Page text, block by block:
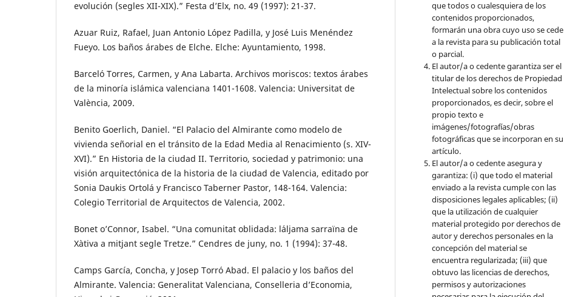
evolución (segles XII-XIX).” Festa d’Elx, no. 49 (1997): 21-37.
Azuar Ruiz, Rafael, Juan Antonio López Padilla, y José Luis Menéndez
Fueyo. Los baños árabes de Elche. Elche: Ayuntamiento, 1998.
Barceló Torres, Carmen, y Ana Labarta. Archivos moriscos: textos árabes
de la minoría islámica valenciana 1401-1608. Valencia: Universitat de
València, 2009.
Benito Goerlich, Daniel. “El Palacio del Almirante como modelo de
vivienda señorial en el tránsito de la Edad Media al Renacimiento (s. XIV-
XVI).” En Historia de la ciudad II. Territorio, sociedad y patrimonio: una
visión arquitectónica de la historia de la ciudad de Valencia, editado por
Sonia Daukis Ortolá y Francisco Taberner Pastor, 148-164. Valencia:
Colegio Territorial de Arquitectos de Valencia, 2002.
Bonet o’Connor, Isabel. “Una comunitat oblidada: l´aljama sarraïna de
Xàtiva a mitjant segle Tretze.” Cendres de juny, no. 1 (1994): 37-48.
Camps García, Concha, y Josep Torró Abad. El palacio y los baños del
Almirante. Valencia: Generalitat Valenciana, Conselleria d’Economia,
que todos o cualesquiera de los
contenidos proporcionados,
formarán una obra cuyo uso se cede
a la revista para su publicación total
o parcial.
El autor/a o cedente garantiza ser el
titular de los derechos de Propiedad
Intelectual sobre los contenidos
proporcionados, es decir, sobre el
propio texto e
imágenes/fotografías/obras
fotográficas que se incorporan en su
artículo.
El autor/a o cedente asegura y
garantiza: (i) que todo el material
enviado a la revista cumple con las
disposiciones legales aplicables; (ii)
que la utilización de cualquier
material protegido por derechos de
autor y derechos personales en la
concepción del material se
encuentra regularizada; (iii) que
obtuvo las licencias de derechos,
permisos y autorizaciones